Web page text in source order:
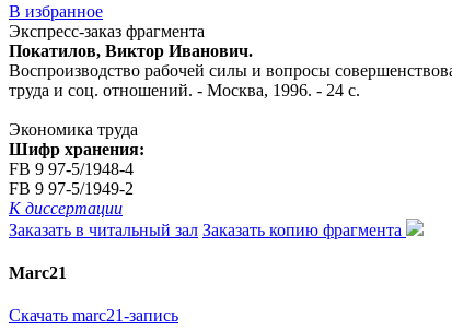
В избранное
Экспресс-заказ фрагмента
Покатилов, Виктор Иванович.
Воспроизводство рабочей силы и вопросы
труда и соц. отношений. - Москва, 1996. - 24 с.
Экономика труда
Шифр хранения:
FB 9 97-5/1948-4
FB 9 97-5/1949-2
К диссертации
Заказать в читальный зал Заказать копию фрагмента
Marc21
Скачать marc21-запись